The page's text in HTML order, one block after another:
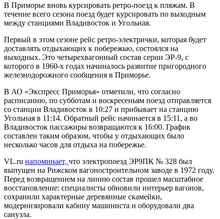
В Приморье вновь курсировать ретро-поезд к пляжам. В
течение всего сезона поезд будет курсировать по выходным
между станциями Владивосток и Угольная.
Первый в этом сезоне рейс ретро-электрички, которая будет
доставлять отдыхающих к побережью, состоялся на
выходных. Это четырехвагонный состав серии ЭР-9, с
которого в 1960-х годах начиналось развитие пригородного
железнодорожного сообщения в Приморье.
В АО «Экспресс Приморья» отметили, что согласно
расписанию, по субботам и воскресеньям поезд отправляется
со станции Владивосток в 10:27 и прибывает на станцию
Угольная в 11:14. Обратный рейс начинается в 15:11, а во
Владивосток пассажиры возвращаются к 16:00. График
составлен таким образом, чтобы у отдыхающих было
несколько часов для отдыха на побережье.
VL.ru напоминает, что электропоезд ЭР9ПК № 328 был
выпущен на Рижском вагоностроительном заводе в 1972 году.
Перед возвращением на линию состав прошел масштабное
восстановление: специалисты обновили интерьер вагонов,
сохранили характерные деревянные скамейки,
модернизировали кабину машиниста и оборудовали два
санузла.